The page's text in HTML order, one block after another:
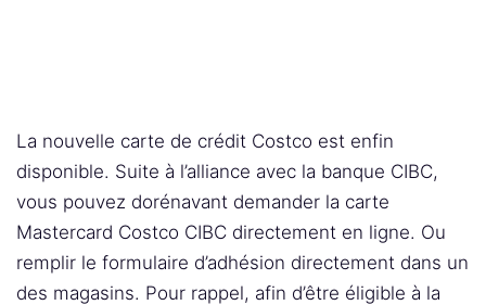
La nouvelle carte de crédit Costco est enfin
disponible. Suite à l’alliance avec la banque CIBC,
vous pouvez dorénavant demander la carte
Mastercard Costco CIBC directement en ligne. Ou
remplir le formulaire d’adhésion directement dans un
des magasins. Pour rappel, afin d’être éligible à la